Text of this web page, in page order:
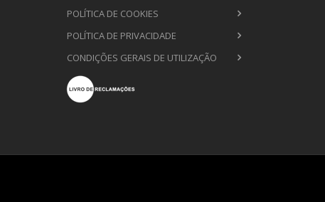
POLÍTICA DE COOKIES
POLÍTICA DE PRIVACIDADE
CONDIÇÕES GERAIS DE UTILIZAÇÃO